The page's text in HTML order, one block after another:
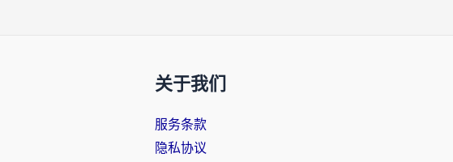
关于我们
服务条款
隐私协议